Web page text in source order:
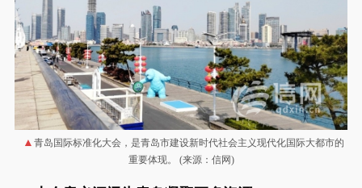
青岛国际标准化大会，是青岛市建设新时代社会主义现代化国际大都市的
重要体现。 (来源：信网)